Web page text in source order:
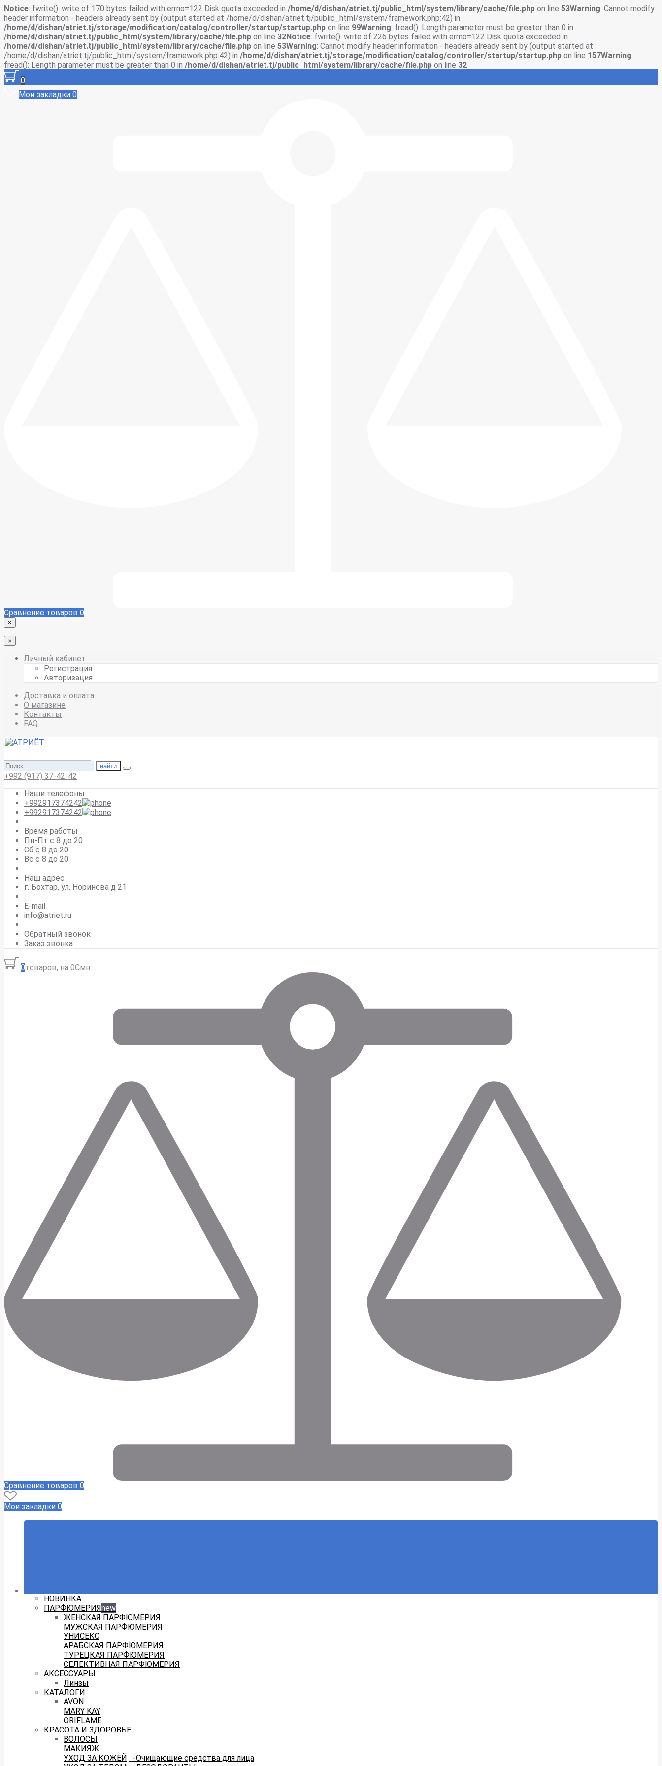
Notice: fwrite(): write of 170 bytes failed with errno=122 Disk quota exceeded in /home/d/dishan/atriet.tj/public_html/system/library/cache/file.php on line 53Warning: Cannot modify
header information - headers already sent by (output started at /home/d/dishan/atriet.tj/public_html/system/framework.php:42) in
/home/d/dishan/atriet.tj/storage/modification/catalog/controller/startup/startup.php on line 99Warning: fread(): Length parameter must be greater than 0 in
/home/d/dishan/atriet.tj/public_html/system/library/cache/file.php on line 32Notice: fwrite(): write of 226 bytes failed with errno=122 Disk quota exceeded in
/home/d/dishan/atriet.tj/public_html/system/library/cache/file.php on line 53Warning: Cannot modify header information - headers already sent by (output started at
/home/d/dishan/atriet.tj/public_html/system/framework.php:42) in /home/d/dishan/atriet.tj/storage/modification/catalog/controller/startup/startup.php on line 157Warning:
fread(): Length parameter must be greater than 0 in /home/d/dishan/atriet.tj/public_html/system/library/cache/file.php on line 32
0
Мои закладки 0
Сравнение товаров 0
×
×
Личный кабинет
Регистрация
Авторизация
Доставка и оплата
О магазине
Контакты
FAQ
найти
+992 (917) 37-42-42
Наши телефоны
+992917374242
+992917374242
Время работы
Пн-Пт с 8 до 20
Сб с 8 до 20
Вс c 8 до 20
Наш адрес
г. Бохтар, ул. Норинова д 21
E-mail
info@atriet.ru
Обратный звонок
Заказ звонка
0товаров, на 0Смн
Сравнение товаров 0
Мои закладки 0
НОВИНКА
ПАРФЮМЕРИЯnew
ЖЕНСКАЯ ПАРФЮМЕРИЯ
МУЖСКАЯ ПАРФЮМЕРИЯ
УНИСЕКС
АРАБСКАЯ ПАРФЮМЕРИЯ
ТУРЕЦКАЯ ПАРФЮМЕРИЯ
СЕЛЕКТИВНАЯ ПАРФЮМЕРИЯ
АКСЕССУАРЫ
Линзы
КАТАЛОГИ
AVON
MARY KAY
ORIFLAME
КРАСОТА И ЗДОРОВЬЕ
ВОЛОСЫ
МАКИЯЖ
УХОД ЗА КОЖЕЙ
-Очищающие средства для лица